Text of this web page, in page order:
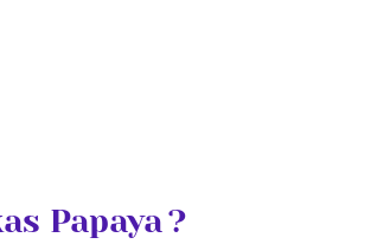
Papaya ?